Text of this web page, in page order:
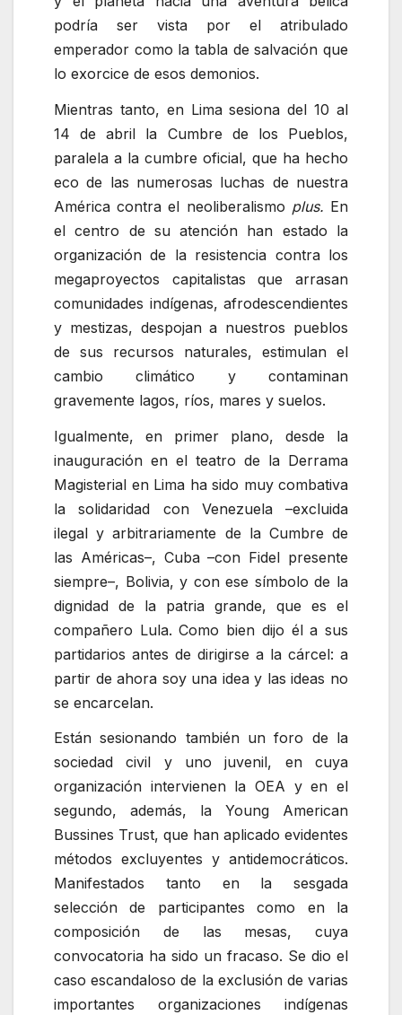
podría ser vista por el atribulado
emperador como la tabla de salvación que
lo exorcice de esos demonios.
Mientras tanto, en Lima sesiona del 10 al
14 de abril la Cumbre de los Pueblos,
paralela a la cumbre oficial, que ha hecho
eco de las numerosas luchas de nuestra
América contra el neoliberalismo plus. En
el centro de su atención han estado la
organización de la resistencia contra los
megaproyectos capitalistas que arrasan
comunidades indígenas, afrodescendientes
y mestizas, despojan a nuestros pueblos
de sus recursos naturales, estimulan el
cambio climático y contaminan
gravemente lagos, ríos, mares y suelos.
Igualmente, en primer plano, desde la
inauguración en el teatro de la Derrama
Magisterial en Lima ha sido muy combativa
la solidaridad con Venezuela –excluida
ilegal y arbitrariamente de la Cumbre de
las Américas–, Cuba –con Fidel presente
siempre–, Bolivia, y con ese símbolo de la
dignidad de la patria grande, que es el
compañero Lula. Como bien dijo él a sus
partidarios antes de dirigirse a la cárcel: a
partir de ahora soy una idea y las ideas no
se encarcelan.
Están sesionando también un foro de la
sociedad civil y uno juvenil, en cuya
organización intervienen la OEA y en el
segundo, además, la Young American
Bussines Trust, que han aplicado evidentes
métodos excluyentes y antidemocráticos.
Manifestados tanto en la sesgada
selección de participantes como en la
composición de las mesas, cuya
convocatoria ha sido un fracaso. Se dio el
caso escandaloso de la exclusión de varias
importantes organizaciones indígenas